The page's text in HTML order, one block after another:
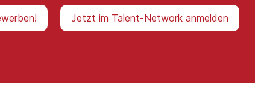
Jetzt im Talent-Network anmelden